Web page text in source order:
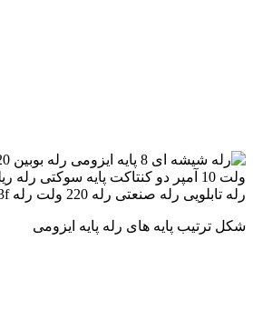
شکل ترتیب پایه های رله پایه ایزومی